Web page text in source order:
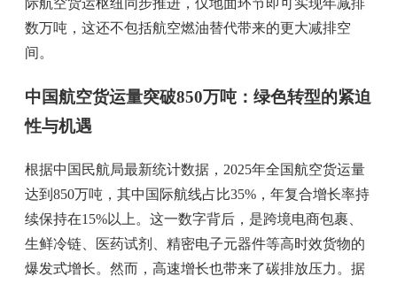
际航空货运枢纽同步推进，仅地面环节即可实现年减排
数万吨，这还不包括航空燃油替代带来的更大减排空
间。
中国航空货运量突破850万吨：绿色转型的紧迫
性与机遇
根据中国民航局最新统计数据，2025年全国航空货运量
达到850万吨，其中国际航线占比35%，年复合增长率持
续保持在15%以上。这一数字背后，是跨境电商包裹、
生鲜冷链、医药试剂、精密电子元器件等高时效货物的
爆发式增长。然而，高速增长也带来了碳排放压力。据